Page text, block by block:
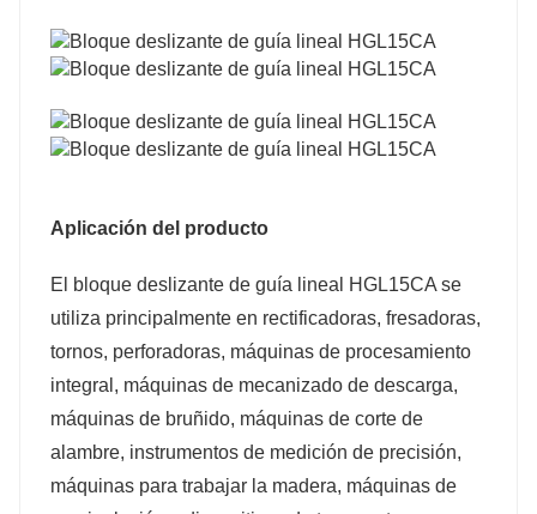
Aplicación del producto
El bloque deslizante de guía lineal HGL15CA se
utiliza principalmente en rectificadoras, fresadoras,
tornos, perforadoras, máquinas de procesamiento
integral, máquinas de mecanizado de descarga,
máquinas de bruñido, máquinas de corte de
alambre, instrumentos de medición de precisión,
máquinas para trabajar la madera, máquinas de